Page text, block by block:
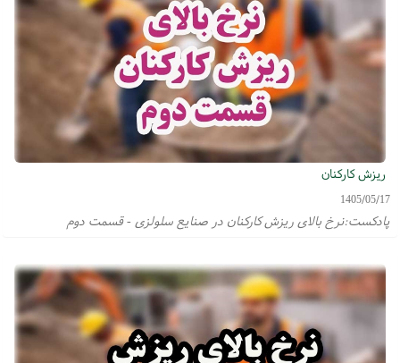
ریزش کارکنان
1405/05/17
پادکست:نرخ بالای ریزش کارکنان در صنایع سلولزی - قسمت دوم